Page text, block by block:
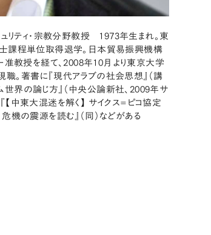
リティ・宗教分野教授 1973年生まれ。東
課程単位取得退学。日本貿易振興機構
教授を経て、2008年10月より東京大学
。著書に『現代アラブの社会思想』（講
世界の論じ方』（中央公論新社、2009年サ
『【中東大混迷を解く】 サイクス=ピコ協定
機の震源を読む』（同）などがある